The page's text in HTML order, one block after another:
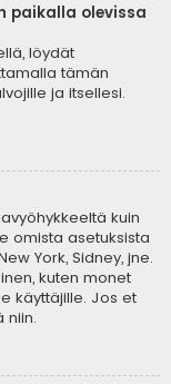
paikalla olevissa
löydät
tämän
ja itsellesi.
kuin
omista asetuksista
York, Sidney, jne.
kuten monet
käyttäjille. Jos et
niin.